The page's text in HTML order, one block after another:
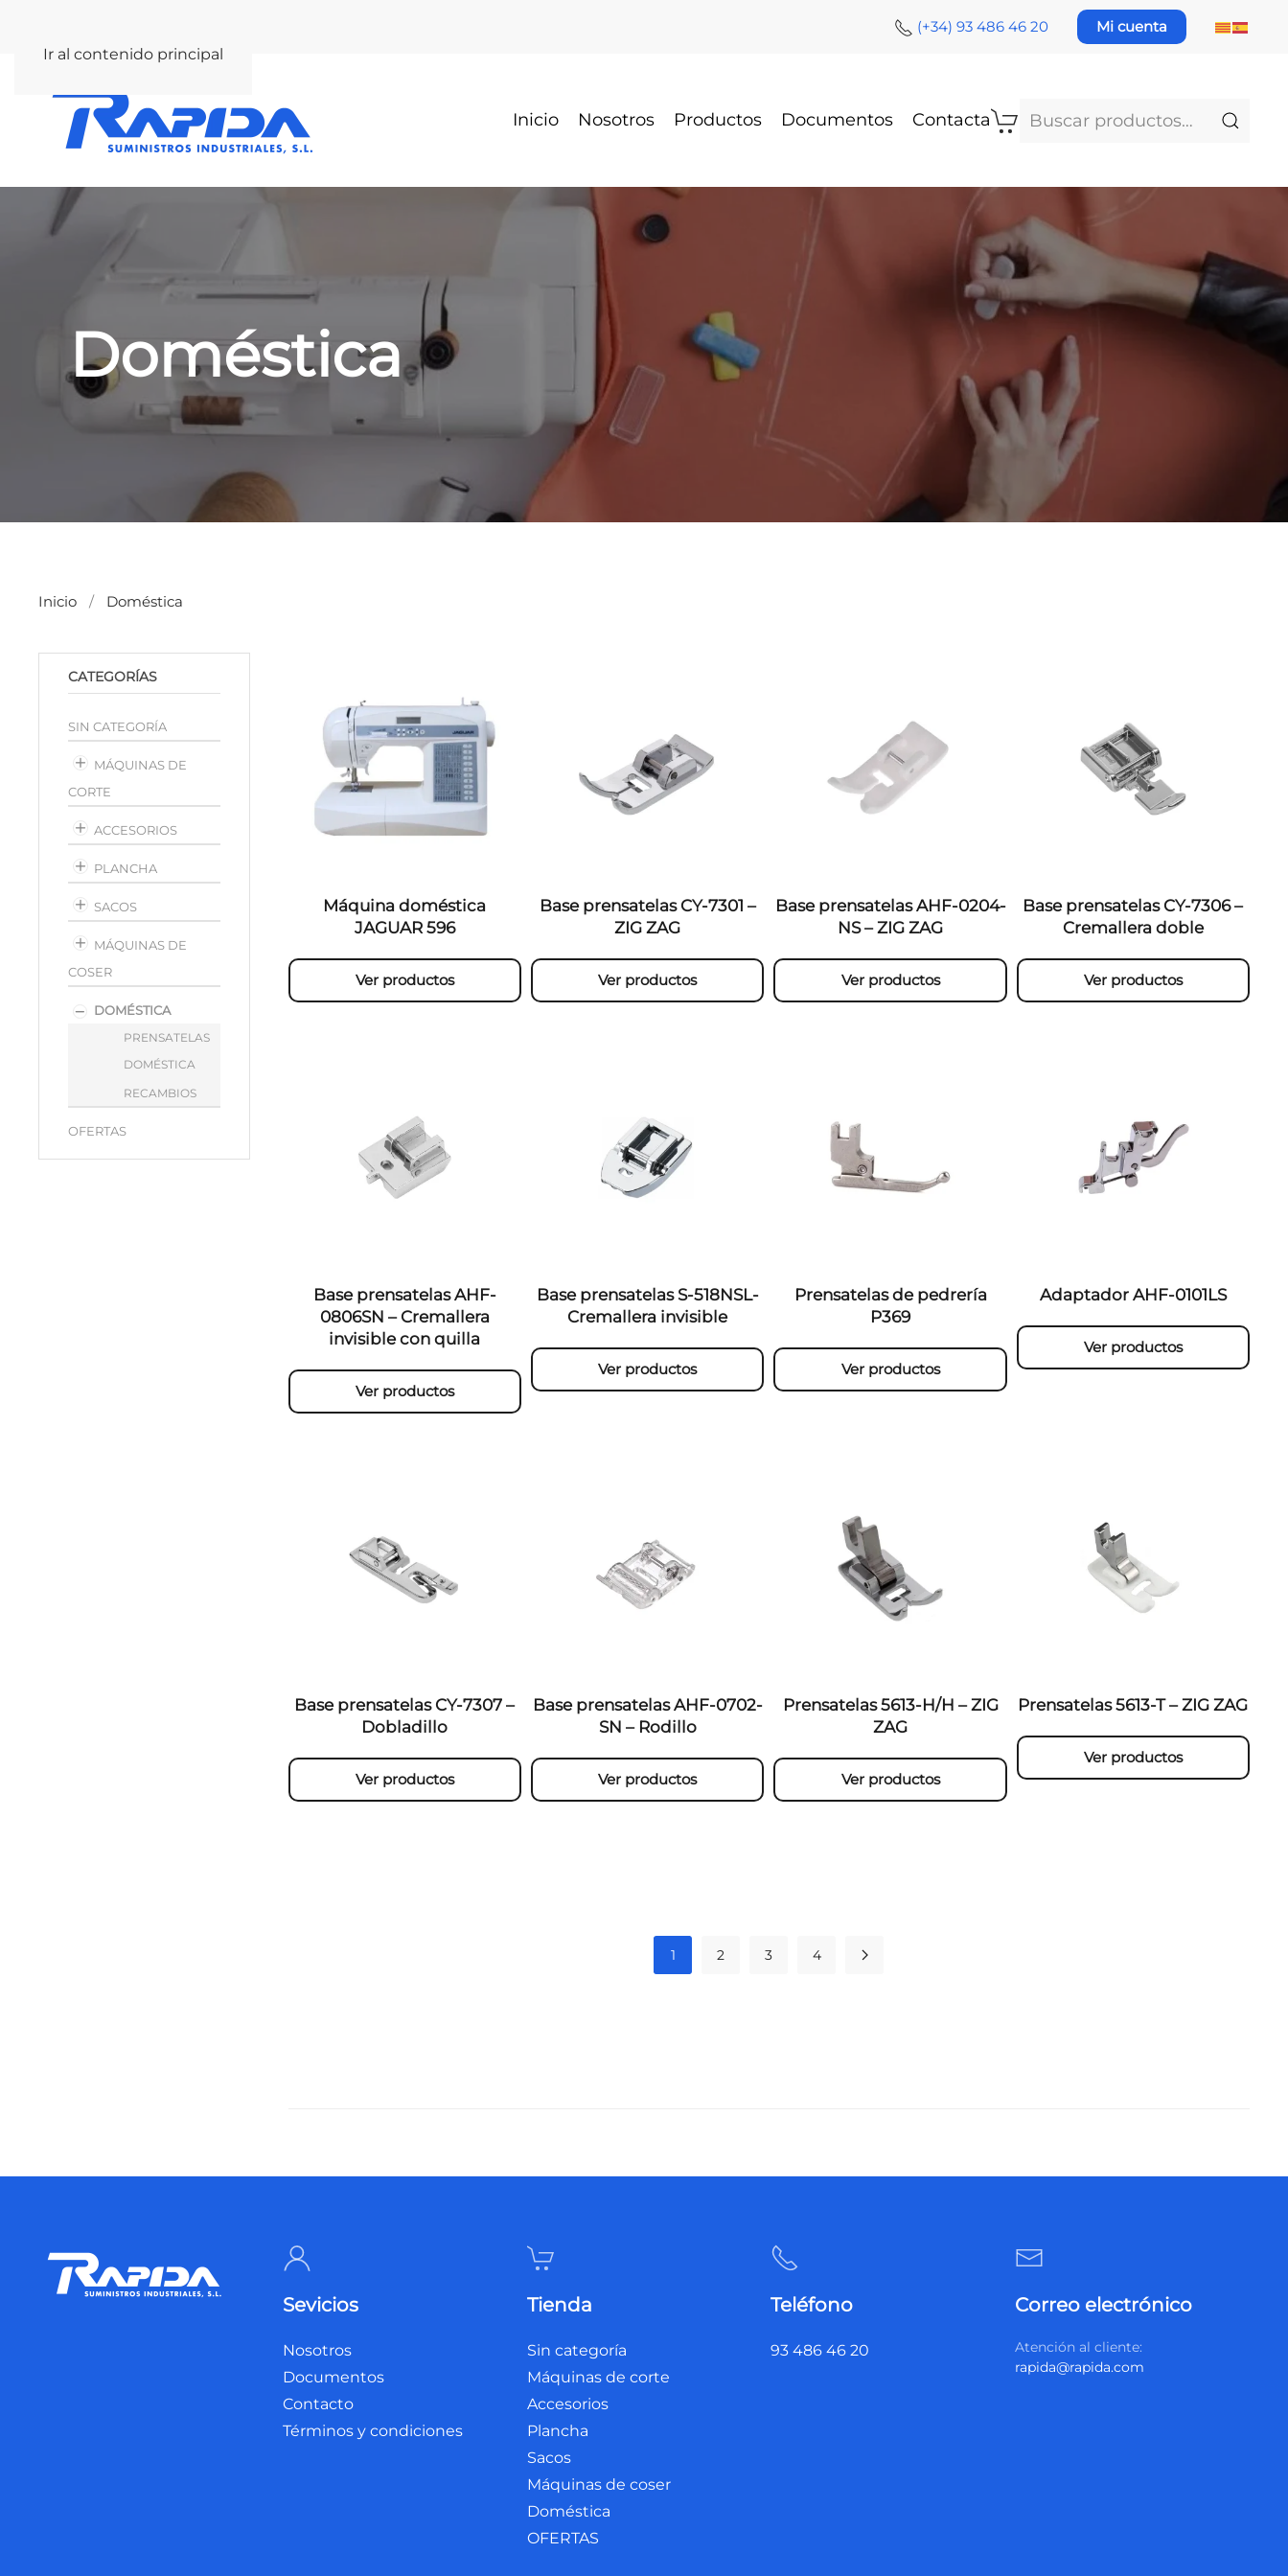
Ir al contenido principal
(+34) 93 486 46 20 Mi cuenta
Inicio Nosotros Productos Documentos Contacta
Buscar
Doméstica
Inicio Doméstica
CATEGORÍAS
SIN CATEGORÍA
MÁQUINAS DE
CORTE
ACCESORIOS
PLANCHA
SACOS
MÁQUINAS DE
COSER
DOMÉSTICA
PRENSATELAS
DOMÉSTICA
RECAMBIOS
OFERTAS
Máquina doméstica
JAGUAR 596
Ver productos
Base prensatelas CY-7301 –
ZIG ZAG
Ver productos
Base prensatelas AHF-0204-
NS – ZIG ZAG
Ver productos
Base prensatelas CY-7306 –
Cremallera doble
Ver productos
Base prensatelas AHF-
0806SN – Cremallera
invisible con quilla
Ver productos
Base prensatelas S-518NSL-
Cremallera invisible
Ver productos
Prensatelas de pedrería
P369
Ver productos
Adaptador AHF-0101LS
Ver productos
Base prensatelas CY-7307 –
Dobladillo
Ver productos
Base prensatelas AHF-0702-
SN – Rodillo
Ver productos
Prensatelas 5613-H/H – ZIG
ZAG
Ver productos
Prensatelas 5613-T – ZIG ZAG
Ver productos
1 2 3 4
Sevicios
Nosotros
Documentos
Contacto
Términos y condiciones
Tienda
Sin categoría
Máquinas de corte
Accesorios
Plancha
Sacos
Máquinas de coser
Doméstica
OFERTAS
Teléfono
93 486 46 20
Correo electrónico
Atención al cliente:
rapida@rapida.com